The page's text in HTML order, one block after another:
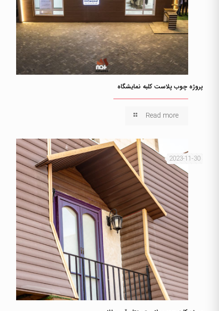
پروژه چوب پلاست کلبه نمایشگاه
Read more
2023-11-30